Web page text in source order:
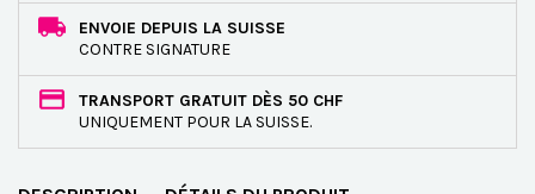
ENVOIE DEPUIS LA SUISSE
CONTRE SIGNATURE
TRANSPORT GRATUIT DÈS 50 CHF
UNIQUEMENT POUR LA SUISSE.